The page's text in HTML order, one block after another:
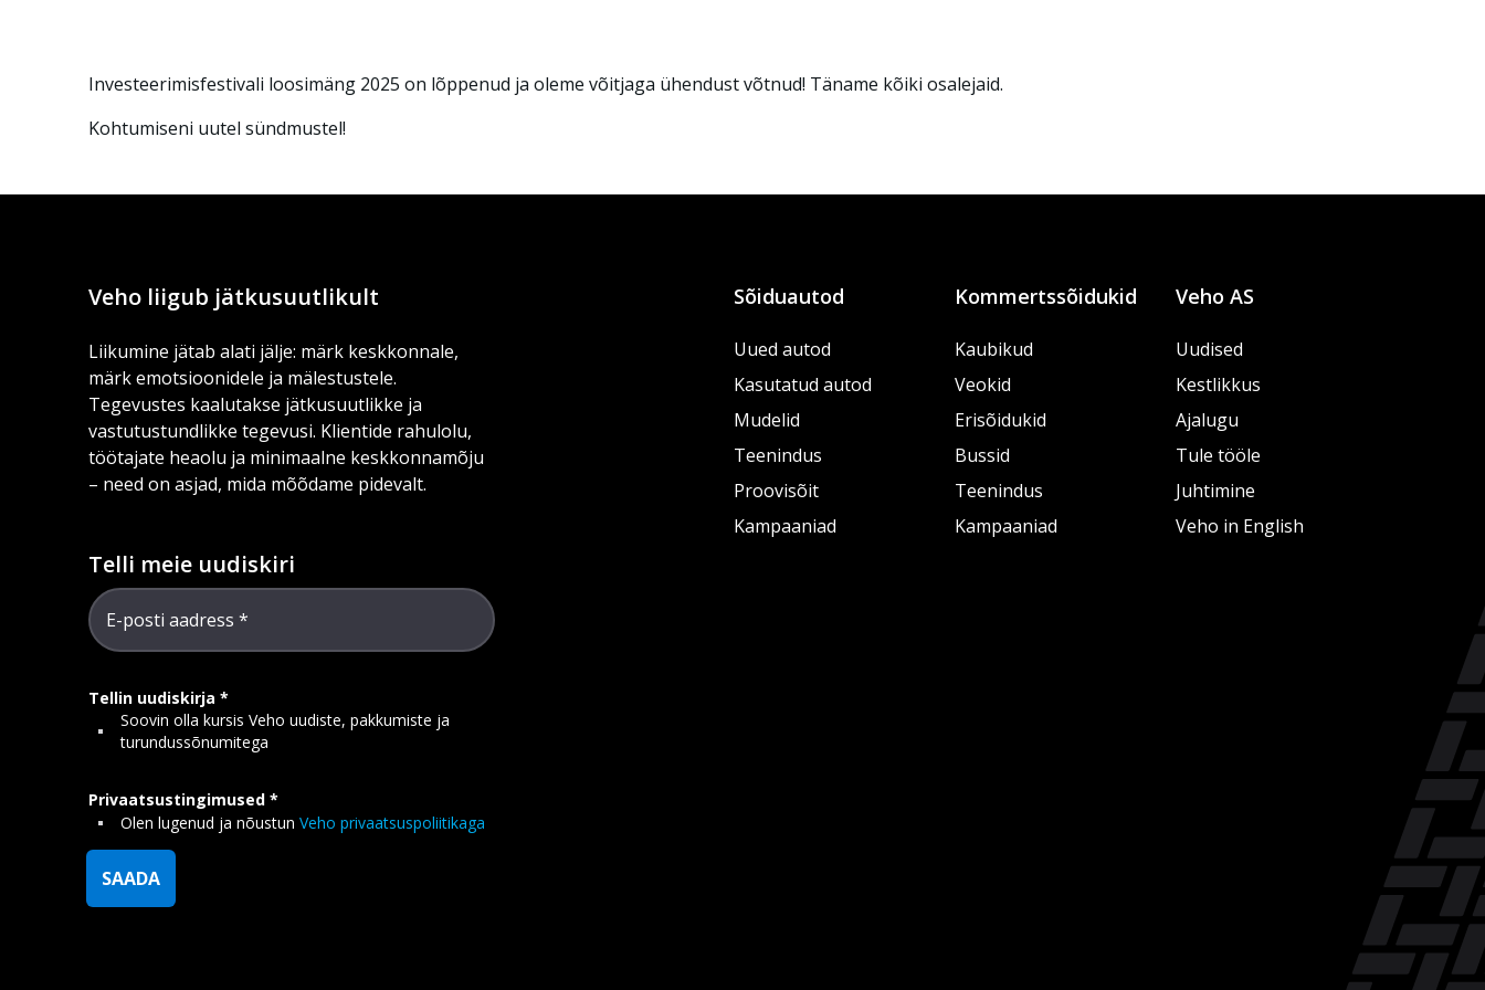
Investeerimisfestivali loosimäng 2025 on lõppenud ja oleme võitjaga ühendust võtnud! Täname kõiki osalejaid.
Kohtumiseni uutel sündmustel!
Veho liigub jätkusuutlikult
Liikumine jätab alati jälje: märk keskkonnale,
märk emotsioonidele ja mälestustele.
Tegevustes kaalutakse jätkusuutlikke ja
vastutustundlikke tegevusi. Klientide rahulolu,
töötajate heaolu ja minimaalne keskkonnamõju
– need on asjad, mida mõõdame pidevalt.
Telli meie uudiskiri
E-posti aadress
Tellin uudiskirja
Soovin olla kursis Veho uudiste, pakkumiste ja
turundussõnumitega
Privaatsustingimused
Olen lugenud ja nõustun Veho privaatsuspoliitikaga
SAADA
Sõiduautod
Uued autod
Kasutatud autod
Mudelid
Teenindus
Proovisõit
Kampaaniad
Kommertssõidukid
Kaubikud
Veokid
Erisõidukid
Bussid
Teenindus
Kampaaniad
Veho AS
Uudised
Kestlikkus
Ajalugu
Tule tööle
Juhtimine
Veho in English